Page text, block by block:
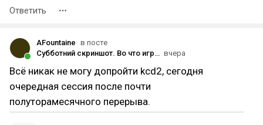
Ответить
AFountaine в посте
Субботний скриншот. Во что играете на этих выходных? вчера
Всё никак не могу допройти kcd2, сегодня
очередная сессия после почти
полуторамесячного перерыва.